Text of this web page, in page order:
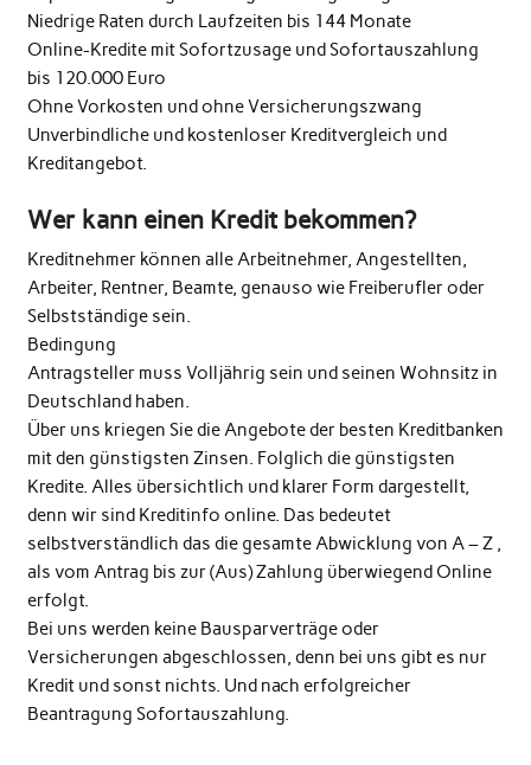
Niedrige Raten durch Laufzeiten bis 144 Monate
Online-Kredite mit Sofortzusage und Sofortauszahlung
bis 120.000 Euro
Ohne Vorkosten und ohne Versicherungszwang
Unverbindliche und kostenloser Kreditvergleich und
Kreditangebot.
Wer kann einen Kredit bekommen?
Kreditnehmer können alle Arbeitnehmer, Angestellten,
Arbeiter, Rentner, Beamte, genauso wie Freiberufler oder
Selbstständige sein.
Bedingung
Antragsteller muss Volljährig sein und seinen Wohnsitz in
Deutschland haben.
Über uns kriegen Sie die Angebote der besten Kreditbanken
mit den günstigsten Zinsen. Folglich die günstigsten
Kredite. Alles übersichtlich und klarer Form dargestellt,
denn wir sind Kreditinfo online. Das bedeutet
selbstverständlich das die gesamte Abwicklung von A – Z ,
als vom Antrag bis zur (Aus) Zahlung überwiegend Online
erfolgt.
Bei uns werden keine Bausparverträge oder
Versicherungen abgeschlossen, denn bei uns gibt es nur
Kredit und sonst nichts. Und nach erfolgreicher
Beantragung Sofortauszahlung.